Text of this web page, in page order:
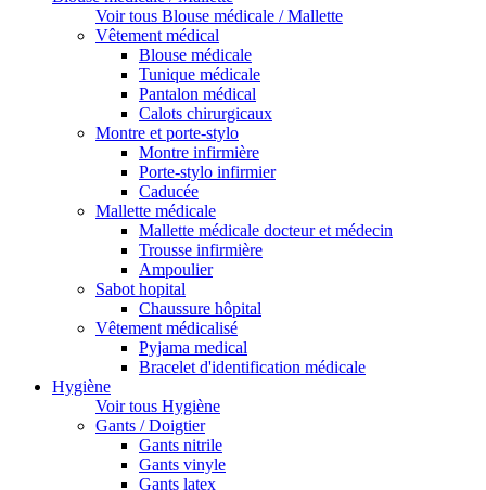
Voir tous Blouse médicale / Mallette
Vêtement médical
Blouse médicale
Tunique médicale
Pantalon médical
Calots chirurgicaux
Montre et porte-stylo
Montre infirmière
Porte-stylo infirmier
Caducée
Mallette médicale
Mallette médicale docteur et médecin
Trousse infirmière
Ampoulier
Sabot hopital
Chaussure hôpital
Vêtement médicalisé
Pyjama medical
Bracelet d'identification médicale
Hygiène
Voir tous Hygiène
Gants / Doigtier
Gants nitrile
Gants vinyle
Gants latex